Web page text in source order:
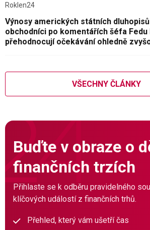
Roklen24
Výnosy amerických státních
obchodníci po komentářích šéfa Fedu
přehodnocují očekávání ohledně
VŠECHNY ČLÁNKY
Buďte v obraze o
finančních trzích
Přihlaste se k odběru pravidelného
klíčových událostí z finančních trhů.
Přehled, který vám ušetří čas